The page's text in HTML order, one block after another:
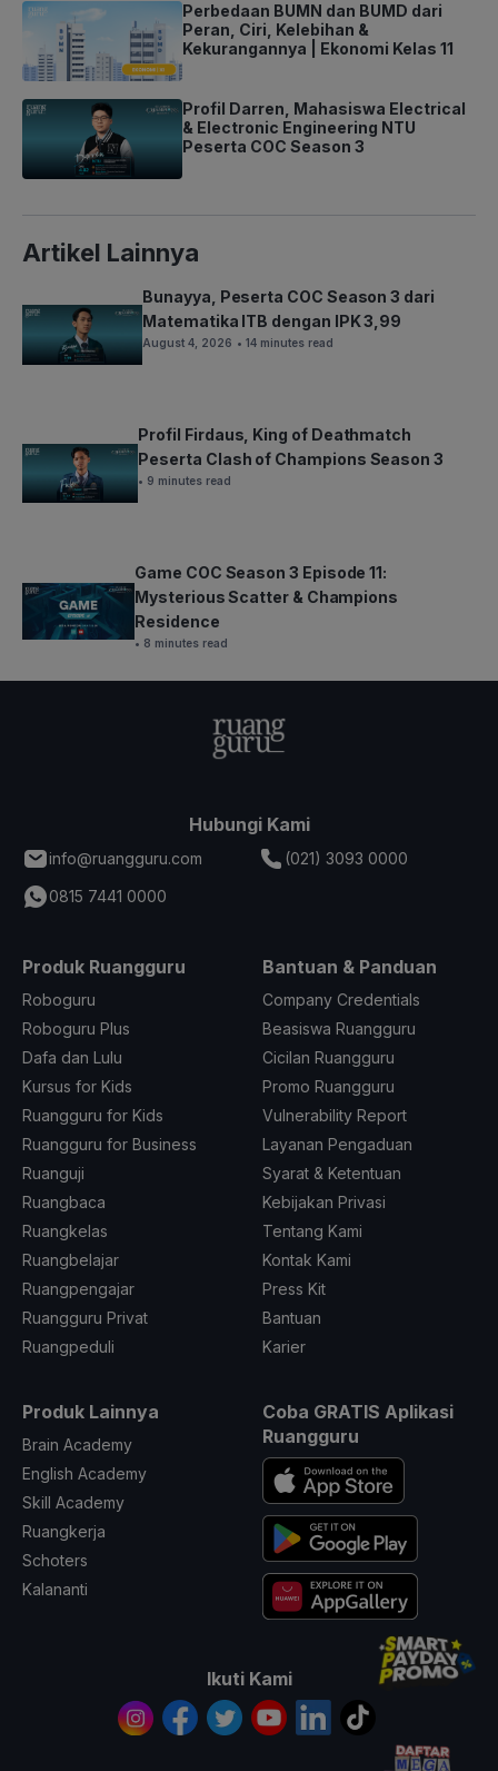
Perbedaan BUMN dan BUMD dari
Peran, Ciri, Kelebihan &
Kekurangannya | Ekonomi Kelas 11
Profil Darren, Mahasiswa Electrical
& Electronic Engineering NTU
Peserta COC Season 3
Artikel Lainnya
Bunayya, Peserta COC Season 3 dari
Matematika ITB dengan IPK 3,99
August 4, 2026 • 14 minutes read
Profil Firdaus, King of Deathmatch
Peserta Clash of Champions Season 3
• 9 minutes read
Game COC Season 3 Episode 11:
Mysterious Scatter & Champions
Residence
• 8 minutes read
Hubungi Kami
info@ruangguru.com
(021) 3093 0000
0815 7441 0000
Produk Ruangguru
Roboguru
Roboguru Plus
Dafa dan Lulu
Kursus for Kids
Ruangguru for Kids
Ruangguru for Business
Ruanguji
Ruangbaca
Ruangkelas
Ruangbelajar
Ruangpengajar
Ruangguru Privat
Ruangpeduli
Bantuan & Panduan
Company Credentials
Beasiswa Ruangguru
Cicilan Ruangguru
Promo Ruangguru
Vulnerability Report
Layanan Pengaduan
Syarat & Ketentuan
Kebijakan Privasi
Tentang Kami
Kontak Kami
Press Kit
Bantuan
Karier
Produk Lainnya
Brain Academy
English Academy
Skill Academy
Ruangkerja
Schoters
Kalananti
Coba GRATIS Aplikasi
Ruangguru
Ikuti Kami